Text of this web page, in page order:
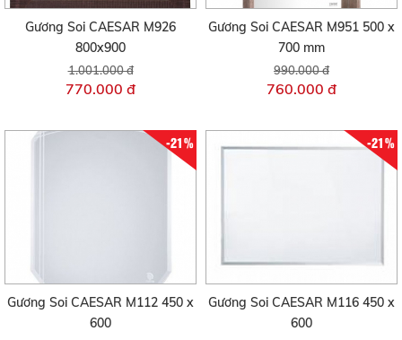
Gương Soi CAESAR M926
800x900
1.001.000 đ
770.000 đ
Gương Soi CAESAR M951 500 x
700 mm
990.000 đ
760.000 đ
-21%
Gương Soi CAESAR M112 450 x
600
-21%
Gương Soi CAESAR M116 450 x
600